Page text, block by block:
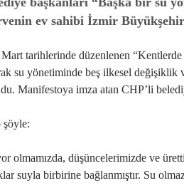
ev sahibi İzmir
tarihlerinde düzenlenen
su yönetiminde beş ilkesel
Manifestoya imza atan CHP’li
şöyle:
olmamızda, düşüncelerimizde ve
suyla birbirine bağlanmıştır. Su